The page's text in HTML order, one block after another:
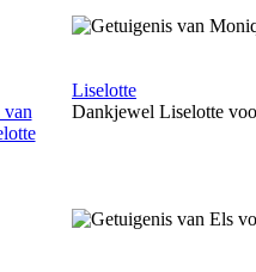
Liselotte
Dankjewel Liselotte